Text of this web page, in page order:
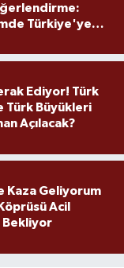
Türkiye'ye
Ediyor! Türk
Türk Büyükleri
Açılacak?
Kaza Geliyorum
Acil
Bekliyor